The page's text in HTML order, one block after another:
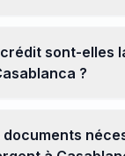
fluctuations pour
sont-elles
?
un peu de monnaie
documents